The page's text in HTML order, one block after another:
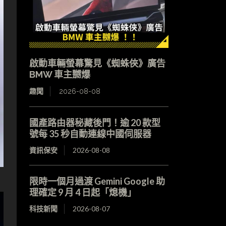
啟動車輛螢幕驚見《蜘蛛俠》廣告
BMW 車主嬲爆
趣聞 2026-08-08
國產路由器秘藏後門！逾 20 款型
號每 35 秒自動連線中國伺服器
資訊保安 2026-08-08
限時一個月過渡 Gemini Google 助
理確定 9 月 4 日起「熄機」
科技新聞 2026-08-07